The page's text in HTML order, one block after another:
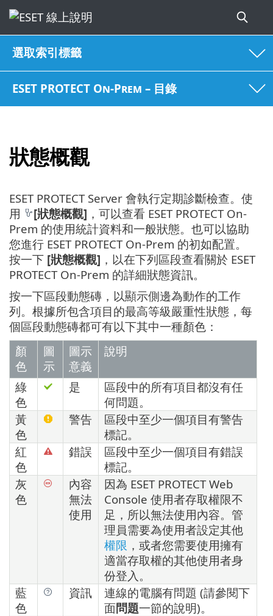
選取索引標籤
ESET PROTECT On-Prem – 目錄
狀態概觀
ESET PROTECT Server 會執行定期診斷檢查。使
用
[狀態概觀] ，可以查看 ESET PROTECT On-
Prem 的使用統計資料和一般狀態。也可以協助
您進行 ESET PROTECT On-Prem 的初如配置。
按一下 [狀態概觀] ，以在下列區段查看關於 ESET
PROTECT On-Prem 的詳細狀態資訊。
按一下區段動態磚，以顯示側邊為動作的工作
列。根據所包含項目的最高等級嚴重性狀態，每
個區段動態磚都可有以下其中一種顏色：
顏
色
圖
示
圖示
意義
說明
綠
色
是
區段中的所有項目都沒有任
何問題。
黃
色
警告
區段中至少一個項目有警告
標記。
紅
色
錯誤
區段中至少一個項目有錯誤
標記。
灰
色
內容
無法
使用
因為 ESET PROTECT Web
Console 使用者存取權限不
足，所以無法使用內容。管
理員需要為使用者設定其他
權限 ，或者您需要使用擁有
適當存取權的其他使用者身
份登入。
藍
色
資訊
連線的電腦有問題 (請參閱下
面問題一節的說明)。